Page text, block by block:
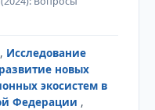
Исследование
новых
экосистем в
Федерации ,